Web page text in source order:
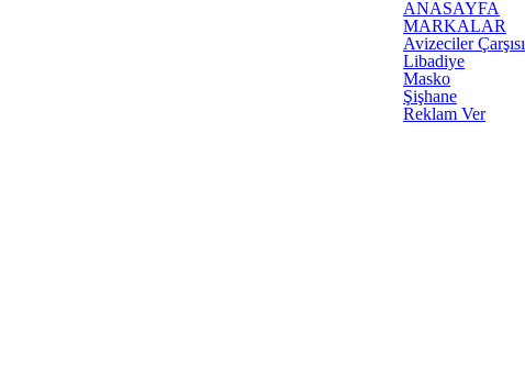
ANASAYFA
MARKALAR
Avizeciler Çarşısı
Libadiye
Masko
Şişhane
Reklam Ver